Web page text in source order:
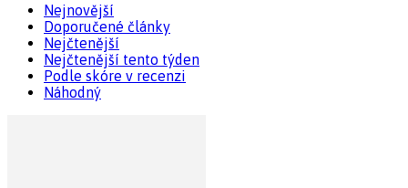
Nejnovější
Doporučené články
Nejčtenější
Nejčtenější tento týden
Podle skóre v recenzi
Náhodný